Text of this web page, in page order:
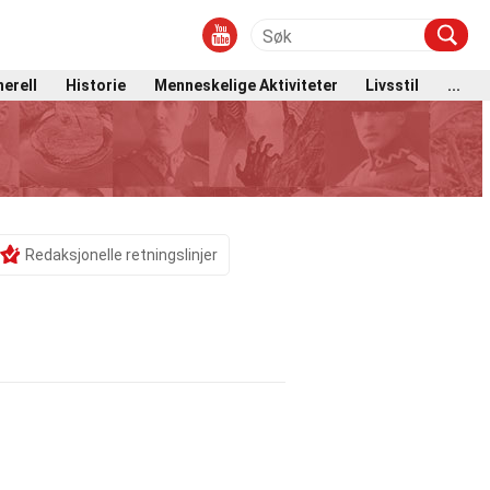
Historie Menneskelige Aktiviteter Livsstil ...
Redaksjonelle retningslinjer